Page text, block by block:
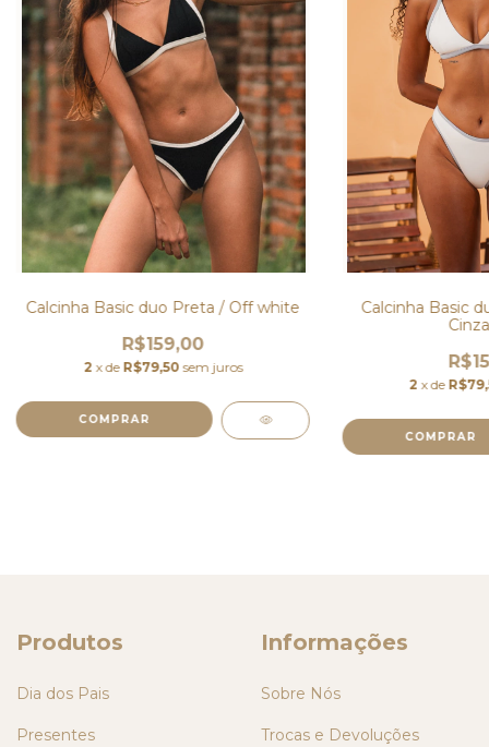
Calcinha Basic duo Preta / Off white
R$159,00
2 x de R$79,50 sem juros
COMPRAR
Calcinha Basic
2 x de
COMPRAR
Produtos
Dia dos Pais
Presentes
Informações
Sobre Nós
Trocas e Devoluções